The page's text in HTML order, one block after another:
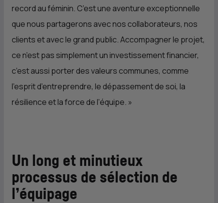
record au féminin. C’est une aventure exceptionnelle
que nous partagerons avec nos collaborateurs, nos
clients et avec le grand public. Accompagner le projet,
ce n’est pas simplement un investissement financier,
c’est aussi porter des valeurs communes, comme
l’esprit d’entreprendre, le dépassement de soi, la
résilience et la force de l’équipe. »
Un long et minutieux
processus de sélection de
l’équipage